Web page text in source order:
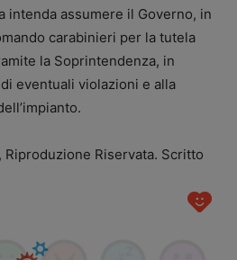
intenda assumere il Governo, in
carabinieri per la tutela
la Soprintendenza, in
eventuali violazioni e alla
, Riproduzione Riservata. Scritto